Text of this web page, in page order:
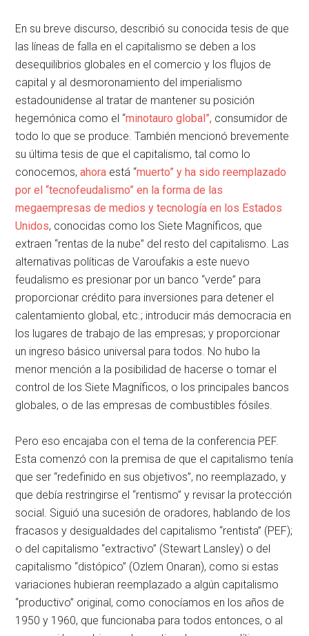
En su breve discurso, describió su conocida tesis de que
las líneas de falla en el capitalismo se deben a los
desequilibrios globales en el comercio y los flujos de
capital y al desmoronamiento del imperialismo
estadounidense al tratar de mantener su posición
hegemónica como el “minotauro global”, consumidor de
todo lo que se produce. También mencionó brevemente
su última tesis de que el capitalismo, tal como lo
conocemos,ahora está “muerto” y ha sido reemplazado
por el “tecnofeudalismo” en la forma de las
megaempresas de medios y tecnología en los Estados
Unidos, conocidas como los Siete Magníficos, que
extraen “rentas de la nube” del resto del capitalismo. Las
alternativas políticas de Varoufakis a este nuevo
feudalismo es presionar por un banco “verde” para
proporcionar crédito para inversiones para detener el
calentamiento global, etc.; introducir más democracia en
los lugares de trabajo de las empresas; y proporcionar
un ingreso básico universal para todos. No hubo la
menor mención a la posibilidad de hacerse o tomar el
control de los Siete Magníficos, o los principales bancos
globales, o de las empresas de combustibles fósiles.
Pero eso encajaba con el tema de la conferencia PEF.
Esta comenzó con la premisa de que el capitalismo tenía
que ser “redefinido en sus objetivos”, no reemplazado, y
que debía restringirse el “rentismo” y revisar la protección
social. Siguió una sucesión de oradores, hablando de los
fracasos y desigualdades del capitalismo “rentista” (PEF);
o del capitalismo “extractivo” (Stewart Lansley) o del
capitalismo “distópico” (Ozlem Onaran), como si estas
variaciones hubieran reemplazado a algún capitalismo
“productivo” original, como conocíamos en los años de
1950 y 1960, que funcionaba para todos entonces, o al